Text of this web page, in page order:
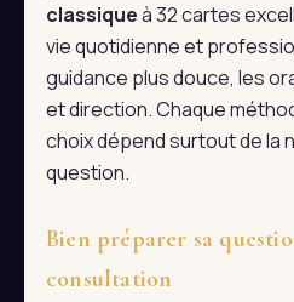
classiqueà 32 cartes
vie quotidienne et
guidance plus douce, les
et direction. Chaque
choix dépend surtout de la
question.
Bien préparer sa
consultation